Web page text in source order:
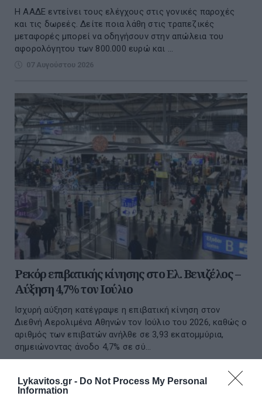
Lykavitos.gr - Do Not Process My Personal
Information
Η ΑΑΔΕ εντείνει τους ελέγχους στις γονικές παροχές
και τις δωρεές. Δείτε ποια λάθη στις τραπεζικές
μεταφορές μπορεί να οδηγήσουν στην απώλεια του
αφορολόγητου των 800.000 ευρώ και ...
07 Αυγούστου 2026
Ρεκόρ επιβατικής κίνησης στο Ελ. Βενιζέλος –
Αύξηση 4,7% τον Ιούλιο
Ισχυρή αύξηση κατέγραψε η επιβατική κίνηση στον
Διεθνή Αερολιμένα Αθηνών τον Ιούλιο του 2026, καθώς ο
αριθμός των επιβατών ανήλθε σε 3,93 εκατομμύρια,
σημειώνοντας άνοδο 4,7% σε σύ...